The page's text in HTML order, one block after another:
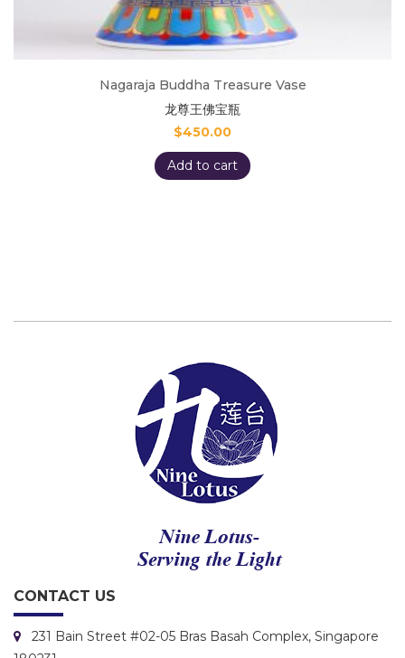
Nagaraja Buddha Treasure Vase
龙尊王佛宝瓶
$450.00
Add to cart
CONTACT US
231 Bain Street #02-05 Bras Basah Complex, Singapore